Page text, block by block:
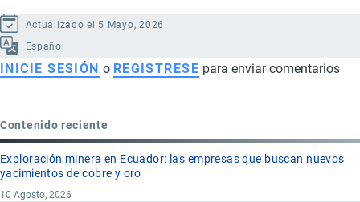
Actualizado el 5 Mayo, 2026
Español
INICIE SESIÓN o REGISTRESE para enviar comentarios
Contenido reciente
Exploración minera en Ecuador: las empresas que buscan nuevos
yacimientos de cobre y oro
10 Agosto, 2026